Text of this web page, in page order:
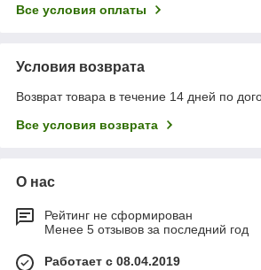
Все условия оплаты
Условия возврата
Возврат товара в течение 14 дней по
Все условия возврата
О нас
Рейтинг не сформирован
Менее 5 отзывов за последний год
Работает с 08.04.2019